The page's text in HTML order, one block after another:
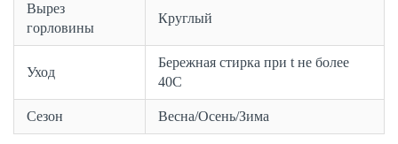
Вырез
горловины
Круглый
Уход
Бережная стирка при t не более
40С
Сезон Весна/Осень/Зима